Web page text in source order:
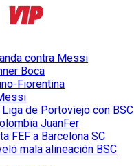
contra Messi
Boca
Fiorentina
de Portoviejo con BSC
JuanFer
FEF a Barcelona SC
mala alineación BSC